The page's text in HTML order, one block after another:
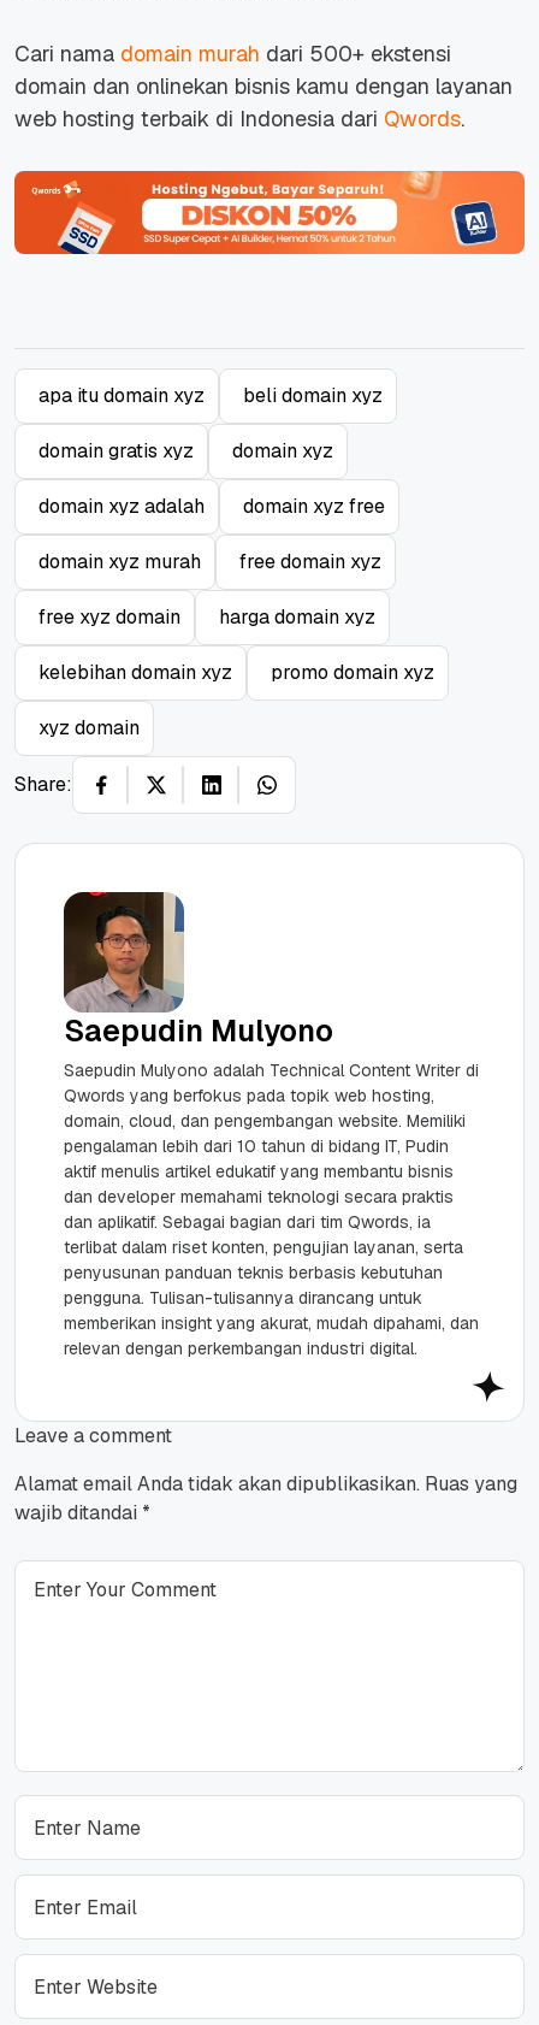
Cari nama domain murah dari 500+ ekstensi
domain dan onlinekan bisnis kamu dengan layanan
web hosting terbaik di Indonesia dari Qwords.
apa itu domain xyz beli domain xyz
domain gratis xyz domain xyz
domain xyz adalah domain xyz free
domain xyz murah free domain xyz
free xyz domain harga domain xyz
kelebihan domain xyz promo domain xyz
xyz domain
Share:
Saepudin Mulyono
Saepudin Mulyono adalah Technical Content Writer di
Qwords yang berfokus pada topik web hosting,
domain, cloud, dan pengembangan website. Memiliki
pengalaman lebih dari 10 tahun di bidang IT, Pudin
aktif menulis artikel edukatif yang membantu bisnis
dan developer memahami teknologi secara praktis
dan aplikatif. Sebagai bagian dari tim Qwords, ia
terlibat dalam riset konten, pengujian layanan, serta
penyusunan panduan teknis berbasis kebutuhan
pengguna. Tulisan-tulisannya dirancang untuk
memberikan insight yang akurat, mudah dipahami, dan
relevan dengan perkembangan industri digital.
Leave a comment
Alamat email Anda tidak akan dipublikasikan. Ruas yang
wajib ditandai *